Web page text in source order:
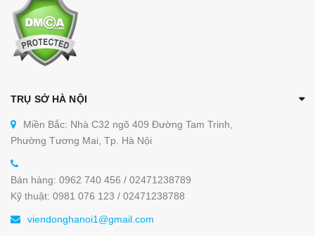
TRỤ SỞ HÀ NỘI
Miền Bắc: Nhà C32 ngõ 409 Đường Tam Trinh,
Phường Tương Mai, Tp. Hà Nội
Bán hàng: 0962 740 456 / 02471238789
Kỹ thuật: 0981 076 123 / 02471238788
viendonghanoi1@gmail.com